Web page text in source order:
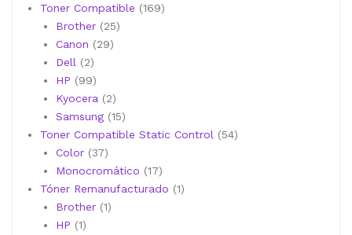
productos
Toner Compatible 169169
Brother 2525
Canon 2929
Dell 22
productos
HP 9999
productos
Kyocera 22
productos
Samsung 1515
productos
Toner Compatible Static Control 5454
Color 3737
productos
Monocromático 1717
productos
Tóner Remanufacturado 11
Brother 11
HP 11